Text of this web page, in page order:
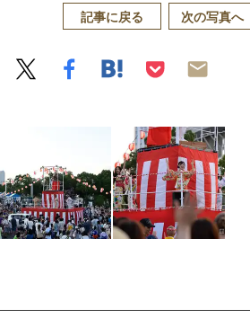
記事に戻る 次の写真へ